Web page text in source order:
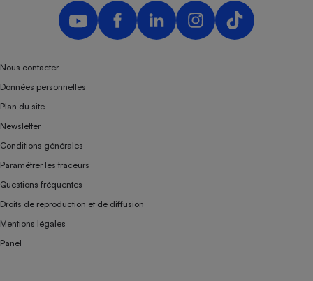
Nous contacter
Données personnelles
Plan du site
Newsletter
Conditions générales
Paramétrer les traceurs
Questions fréquentes
Droits de reproduction et de diffusion
Mentions légales
Panel